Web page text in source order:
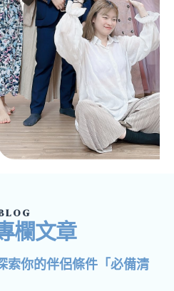
欄文章
索你的伴侶條件「必備清